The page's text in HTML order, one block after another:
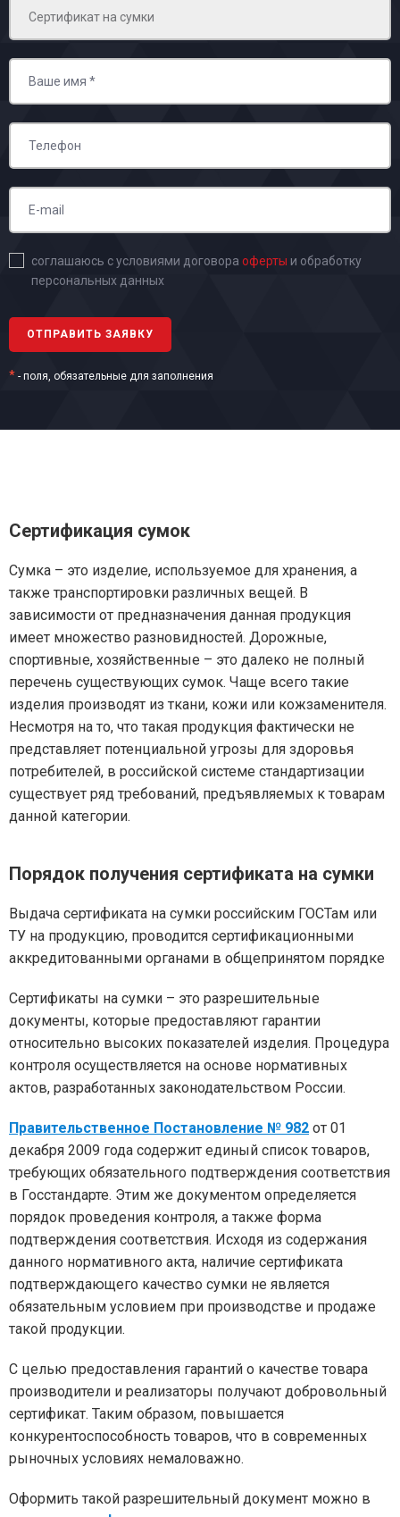
соглашаюсь с условиями договора оферты и обработку
персональных данных
* - поля, обязательные для заполнения
Сертификация сумок
Сумка – это изделие, используемое для хранения, а
также транспортировки различных вещей. В
зависимости от предназначения данная продукция
имеет множество разновидностей. Дорожные,
спортивные, хозяйственные – это далеко не полный
перечень существующих сумок. Чаще всего такие
изделия производят из ткани, кожи или кожзаменителя.
Несмотря на то, что такая продукция фактически не
представляет потенциальной угрозы для здоровья
потребителей, в российской системе стандартизации
существует ряд требований, предъявляемых к товарам
данной категории.
Порядок получения сертификата на сумки
Выдача сертификата на сумки российским ГОСТам или
ТУ на продукцию, проводится сертификационными
аккредитованными органами в общепринятом порядке
Сертификаты на сумки – это разрешительные
документы, которые предоставляют гарантии
относительно высоких показателей изделия. Процедура
контроля осуществляется на основе нормативных
актов, разработанных законодательством России.
Правительственное Постановление № 982 от 01
декабря 2009 года содержит единый список товаров,
требующих обязательного подтверждения соответствия
в Госстандарте. Этим же документом определяется
порядок проведения контроля, а также форма
подтверждения соответствия. Исходя из содержания
данного нормативного акта, наличие сертификата
подтверждающего качество сумки не является
обязательным условием при производстве и продаже
такой продукции.
С целью предоставления гарантий о качестве товара
производители и реализаторы получают добровольный
сертификат. Таким образом, повышается
конкурентоспособность товаров, что в современных
рыночных условиях немаловажно.
Оформить такой разрешительный документ можно в